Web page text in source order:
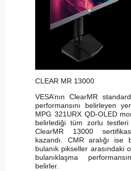
CLEAR MR 13000
VESA’nın ClearMR
performansını belirleyen
MPG 321URX QD-OLED
belirlediği tüm zorlu testleri
ClearMR 13000
kazandı. CMR aralığı ise
bulanık pikseller arasındaki
bulanıklaşma
belirler.